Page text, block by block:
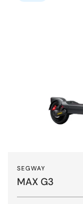
SEGWAY
MAX G3